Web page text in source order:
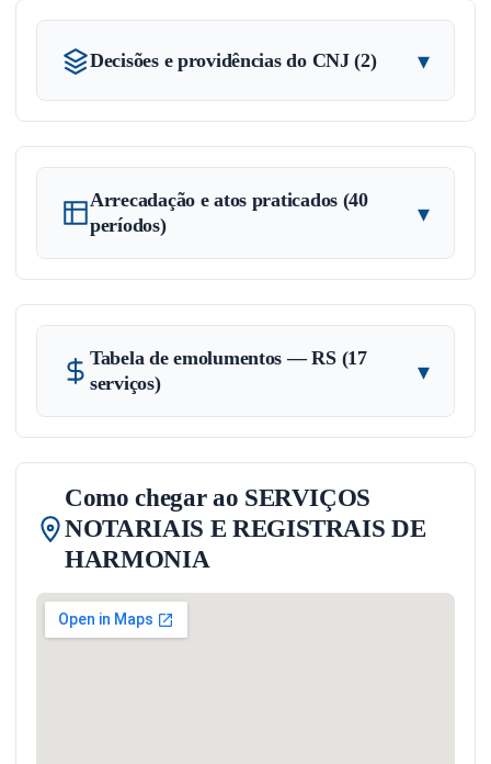
Decisões e providências do CNJ (2) ▾
Arrecadação e atos praticados (40
períodos)
▾
Tabela de emolumentos — RS (17
serviços)
▾
Como chegar ao SERVIÇOS
NOTARIAIS E REGISTRAIS DE
HARMONIA